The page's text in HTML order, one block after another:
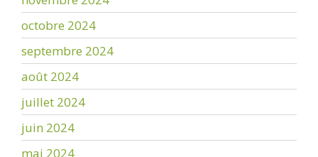
octobre 2024
septembre 2024
août 2024
juillet 2024
juin 2024
mai 2024